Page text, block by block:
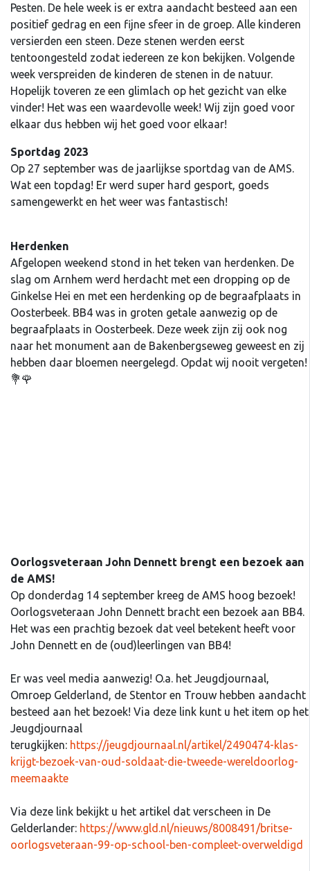
Pesten. De hele week is er extra aandacht besteed aan een
positief gedrag en een fijne sfeer in de groep. Alle kinderen
versierden een steen. Deze stenen werden eerst
tentoongesteld zodat iedereen ze kon bekijken. Volgende
week verspreiden de kinderen de stenen in de natuur.
Hopelijk toveren ze een glimlach op het gezicht van elke
vinder! Het was een waardevolle week! Wij zijn goed voor
elkaar dus hebben wij het goed voor elkaar!
Sportdag 2023
Op 27 september was de jaarlijkse sportdag van de AMS.
Wat een topdag! Er werd super hard gesport, goeds
samengewerkt en het weer was fantastisch!
Herdenken
Afgelopen weekend stond in het teken van herdenken. De
slag om Arnhem werd herdacht met een dropping op de
Ginkelse Hei en met een herdenking op de begraafplaats in
Oosterbeek. BB4 was in groten getale aanwezig op de
begraafplaats in Oosterbeek. Deze week zijn zij ook nog
naar het monument aan de Bakenbergseweg geweest en zij
hebben daar bloemen neergelegd. Opdat wij nooit vergeten!
💐🌹
Oorlogsveteraan John Dennett brengt een bezoek aan
de AMS!
Op donderdag 14 september kreeg de AMS hoog bezoek!
Oorlogsveteraan John Dennett bracht een bezoek aan BB4.
Het was een prachtig bezoek dat veel betekent heeft voor
John Dennett en de (oud)leerlingen van BB4!
Er was veel media aanwezig! O.a. het Jeugdjournaal,
Omroep Gelderland, de Stentor en Trouw hebben aandacht
besteed aan het bezoek! Via deze link kunt u het item op het
Jeugdjournaal
terugkijken: https://jeugdjournaal.nl/artikel/2490474-klas-
krijgt-bezoek-van-oud-soldaat-die-tweede-wereldoorlog-
meemaakte
Via deze link bekijkt u het artikel dat verscheen in De
Gelderlander: https://www.gld.nl/nieuws/8008491/britse-
oorlogsveteraan-99-op-school-ben-compleet-overweldigd